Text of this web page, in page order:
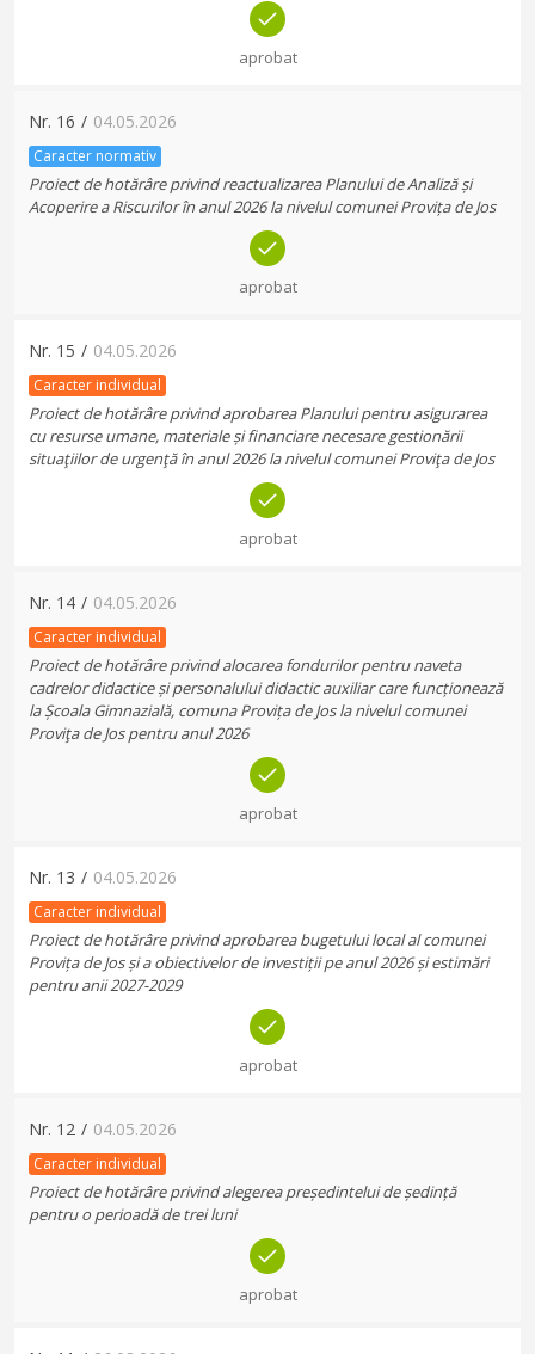
aprobat
Nr. 16 / 04.05.2026
Caracter normativ
Proiect de hotărâre privind reactualizarea Planului de Analiză și
Acoperire a Riscurilor în anul 2026 la nivelul comunei Provița de Jos
aprobat
Nr. 15 / 04.05.2026
Caracter individual
Proiect de hotărâre privind aprobarea Planului pentru asigurarea
cu resurse umane, materiale și financiare necesare gestionării
situaţiilor de urgenţă în anul 2026 la nivelul comunei Proviţa de Jos
aprobat
Nr. 14 / 04.05.2026
Caracter individual
Proiect de hotărâre privind alocarea fondurilor pentru naveta
cadrelor didactice și personalului didactic auxiliar care funcționează
la Școala Gimnazială, comuna Provița de Jos la nivelul comunei
Proviţa de Jos pentru anul 2026
aprobat
Nr. 13 / 04.05.2026
Caracter individual
Proiect de hotărâre privind aprobarea bugetului local al comunei
Provița de Jos și a obiectivelor de investiții pe anul 2026 și estimări
pentru anii 2027-2029
aprobat
Nr. 12 / 04.05.2026
Caracter individual
Proiect de hotărâre privind alegerea președintelui de ședință
pentru o perioadă de trei luni
aprobat